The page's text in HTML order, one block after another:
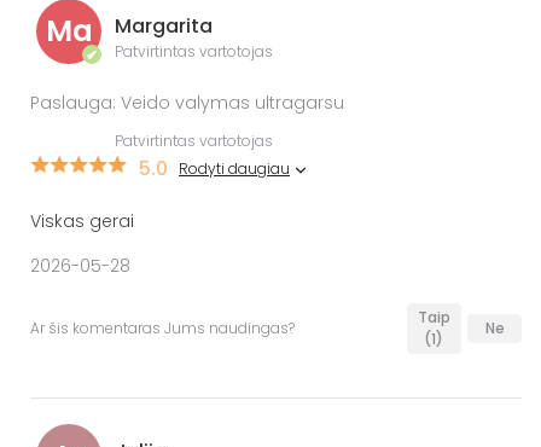
Ma
✔
Margarita
Patvirtintas vartotojas
Paslauga: Veido valymas ultragarsu
Patvirtintas vartotojas
5.0 Rodyti daugiau
Viskas gerai
2026-05-28
Ar šis komentaras Jums naudingas?
Taip
(1)
Ne